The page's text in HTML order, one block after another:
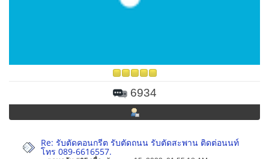
6934
Re: รับตัดคอนกรีต รับตัดถนน รับตัดสะพาน ติดต่อนนท์
โทร 089-6616557.